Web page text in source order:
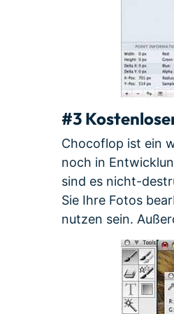
#3
Chocoflop ist ein
noch in
sind es nicht-
Sie Ihre Fotos
nutzen sein.